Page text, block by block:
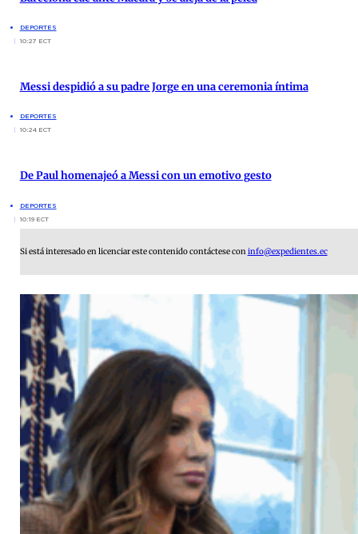
DEPORTES
10:27 ECT
Messi despidió a su padre Jorge en una ceremonia íntima
DEPORTES
10:24 ECT
De Paul homenajeó a Messi con un emotivo gesto
DEPORTES
10:19 ECT
Si está interesado en licenciar este contenido contáctese coninfo@expedientes.ec